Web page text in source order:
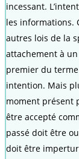
incessant.
les informations.
autres lois de la
attachement à un
premier du
intention. Mais
moment présent
être accepté
passé doit être
doit être